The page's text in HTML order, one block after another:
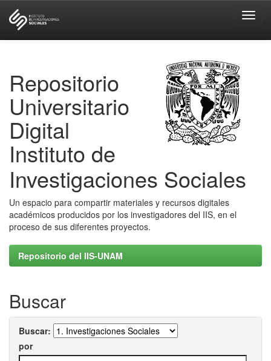
Repositorio
Universitario
Digital
Instituto de
Investigaciones Sociales
Un espacio para compartir materiales y recursos digitales
académicos producidos por los investigadores del IIS, en el
proceso de sus diferentes proyectos.
Repositorio del IIS-UNAM
Buscar
Buscar:
por